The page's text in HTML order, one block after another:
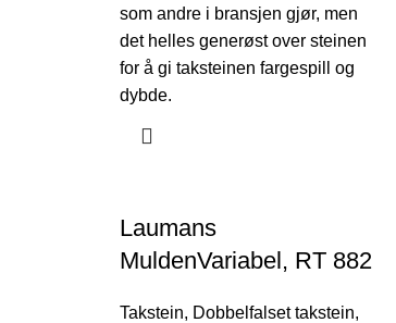
som andre i bransjen gjør, men
det helles generøst over steinen
for å gi taksteinen fargespill og
dybde.
Laumans
MuldenVariabel, RT 882
Takstein, Dobbelfalset takstein,